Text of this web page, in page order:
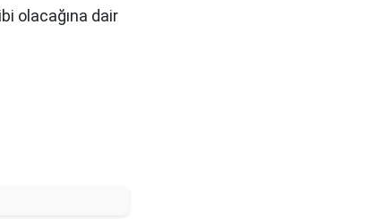
olacağına dair